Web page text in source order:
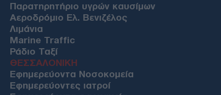
Παρατηρητήριο υγρών καυσίμων
Αεροδρόμιο Ελ. Βενιζέλος
Λιμάνια
Marine Traffic
Ράδιο Ταξί
ΘΕΣΣΑΛΟΝΙΚΗ
Εφημερεύοντα Νοσοκομεία
Εφημερεύοντες ιατροί